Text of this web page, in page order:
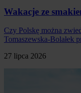
Wakacje ze
Czy Polskę można
Tomaszewska-Bolałek
27 lipca 2026